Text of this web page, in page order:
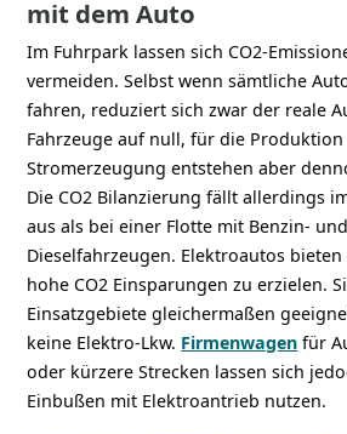
mit dem Auto
Im Fuhrpark lassen sich CO2-
vermeiden. Selbst wenn sämtliche
fahren, reduziert sich zwar der reale
Fahrzeuge auf null, für die
Stromerzeugung entstehen aber
Die CO2 Bilanzierung fällt allerdings
aus als bei einer Flotte mit Benzin-
Dieselfahrzeugen. Elektroautos bieten
hohe CO2 Einsparungen zu erzielen.
Einsatzgebiete gleichermaßen
keine Elektro-Lkw. Firmenwagen für
oder kürzere Strecken lassen sich
Einbußen mit Elektroantrieb nutzen.